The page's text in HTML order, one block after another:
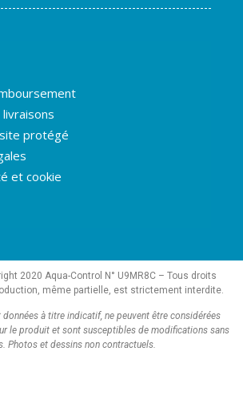
protégé
et cookie
2020 Aqua-Control N° U9MR8C – Tous droits
même partielle, est strictement interdite.
à titre indicatif, ne peuvent être considérées
le produit et sont susceptibles de modifications sans
Photos et dessins non contractuels.